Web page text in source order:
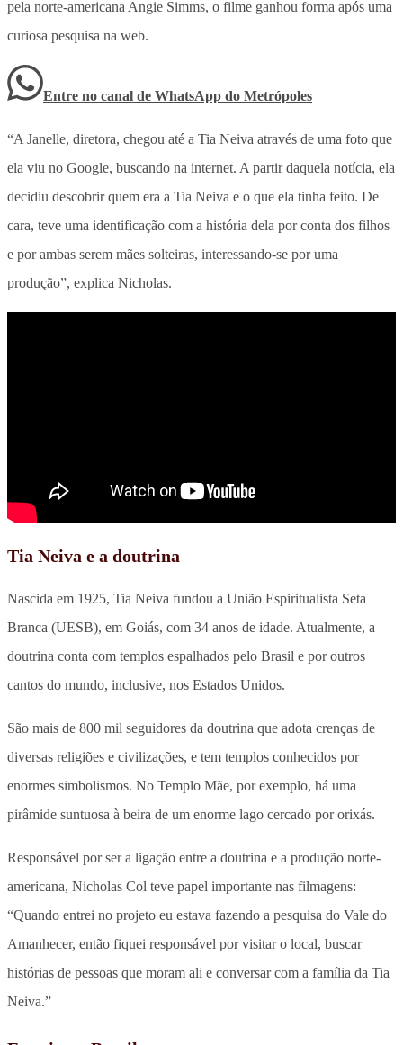
pela norte-americana Angie Simms, o filme ganhou forma após uma
curiosa pesquisa na web.
Entre no canal de WhatsApp do Metrópoles
“A Janelle, diretora, chegou até a Tia Neiva através de uma foto que
ela viu no Google, buscando na internet. A partir daquela notícia, ela
decidiu descobrir quem era a Tia Neiva e o que ela tinha feito. De
cara, teve uma identificação com a história dela por conta dos filhos
e por ambas serem mães solteiras, interessando-se por uma
produção”, explica Nicholas.
Tia Neiva e a doutrina
Nascida em 1925, Tia Neiva fundou a União Espiritualista Seta
Branca (UESB), em Goiás, com 34 anos de idade. Atualmente, a
doutrina conta com templos espalhados pelo Brasil e por outros
cantos do mundo, inclusive, nos Estados Unidos.
São mais de 800 mil seguidores da doutrina que adota crenças de
diversas religiões e civilizações, e tem templos conhecidos por
enormes simbolismos. No Templo Mãe, por exemplo, há uma
pirâmide suntuosa à beira de um enorme lago cercado por orixás.
Responsável por ser a ligação entre a doutrina e a produção norte-
americana, Nicholas Col teve papel importante nas filmagens:
“Quando entrei no projeto eu estava fazendo a pesquisa do Vale do
Amanhecer, então fiquei responsável por visitar o local, buscar
histórias de pessoas que moram ali e conversar com a família da Tia
Neiva.”